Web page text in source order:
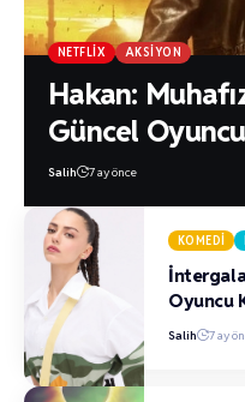
NETFLIX AKSIYON
Hakan:
Güncel
Salih 7 ay önce
KOMEDI
Oyuncu
Salih 7 ay